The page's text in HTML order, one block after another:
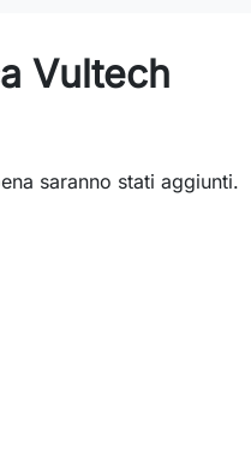
Vultech
saranno stati aggiunti.